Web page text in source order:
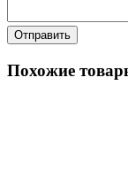
Отправить
Похожие